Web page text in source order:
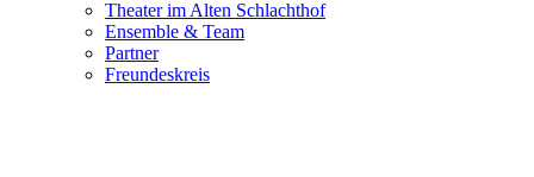
Theater im Alten Schlachthof
Ensemble & Team
Partner
Freundeskreis